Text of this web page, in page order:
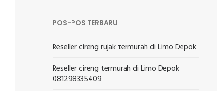
POS-POS TERBARU
Reseller cireng rujak termurah di Limo Depok
Reseller cireng termurah di Limo Depok
081298335409